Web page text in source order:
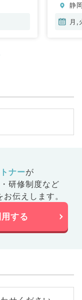
静
月,
ナーが
研修制度など
伝えします。
する